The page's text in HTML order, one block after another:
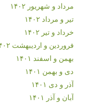
مرداد و شهریور ۱۴۰۲
تیر و مرداد ۱۴۰۲
خرداد و تیر ۱۴۰۲
فروردین و اردیبهشت ۱۴۰۲
بهمن و اسفند ۱۴۰۱
دی و بهمن ۱۴۰۱
آذر و دی ۱۴۰۱
آبان و آذر ۱۴۰۱